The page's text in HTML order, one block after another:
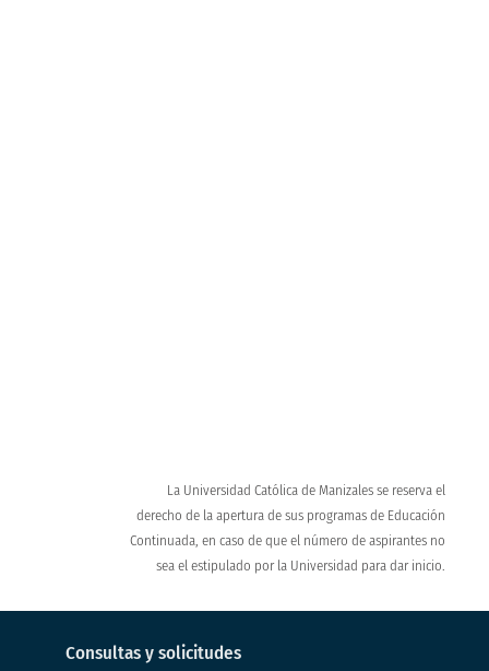
La Universidad Católica de Manizales se reserva el
derecho de la apertura de sus programas de Educación
Continuada, en caso de que el número de aspirantes no
sea el estipulado por la Universidad para dar inicio.
Consultas y solicitudes